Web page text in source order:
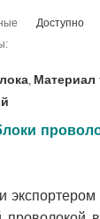
Доступно
, Материал